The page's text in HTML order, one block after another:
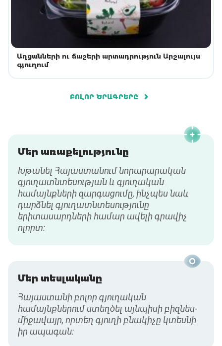
Աղցանների ու ճաշերի արտադրություն Արշալույս
գյուղում
ԲՈԼՈՐ ԾՐԱԳՐԵՐԸ
Մեր առաքելությունը
Խթանել Հայաստանում նորարարական
գյուղատնտեսության և գյուղական
համայնքների զարգացումը, ինչպես նաև
դարձնել գյուղատնտեսությունը
երիտասարդների համար ավելի գրավիչ
ոլորտ:
Մեր տեսլականը
Հայաստանի բոլոր գյուղական
համայնքներում ստեղծել այնպիսի բիզնես-
միջավայր, որտեղ գյուղի բնակիչը կտեսնի
իր ապագան: